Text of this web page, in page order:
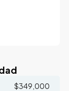
$349,000